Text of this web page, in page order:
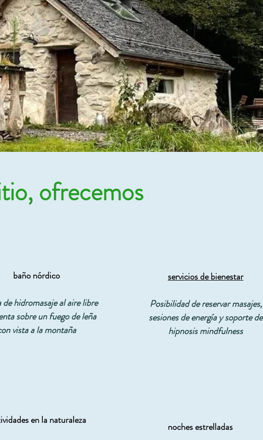
ofrecemos
baño nórdico
de hidromasaje al aire libre
sobre un fuego de leña
vista a la montaña
en la naturaleza
servicios de bienestar
Posibilidad de reservar masajes,
sesiones de energía y soporte de
hipnosis mindfulness
noches estrelladas